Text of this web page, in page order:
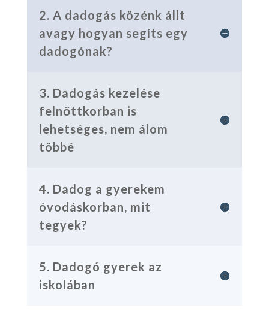
2. A dadogás közénk állt
avagy hogyan segíts egy
dadogónak?
3. Dadogás kezelése
felnőttkorban is
lehetséges, nem álom
többé
4. Dadog a gyerekem
óvodáskorban, mit
tegyek?
5. Dadogó gyerek az
iskolában